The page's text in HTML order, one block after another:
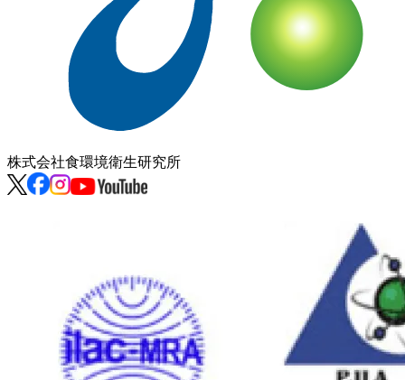
株式会社食環境衛生研究所